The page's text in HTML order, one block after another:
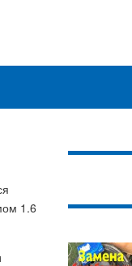
1.6